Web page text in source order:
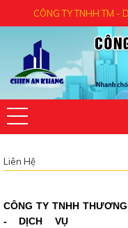
CÔNG TY TNHH TM -
Liên Hệ
CÔNG TY TNHH
- DỊCH VỤ